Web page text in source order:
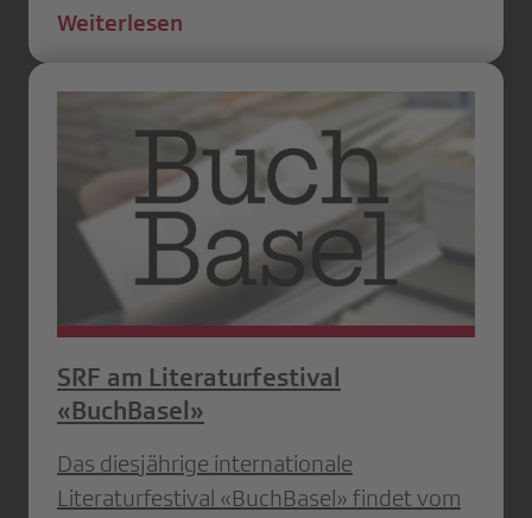
Weiterlesen
SRF am Literaturfestival
«BuchBasel»
Das diesjährige internationale
Literaturfestival «BuchBasel» findet vom